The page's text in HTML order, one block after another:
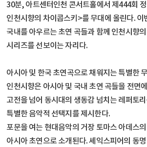
30분, 아트센터인천 콘서트홀에서 제444회
인천시향의 차이콥스키>를 무대에 올린다. 이
국내를 아우르는 초연 곡들과 함께 인천시향
시리즈를 선보이는 자리다.
아시아 및 한국 초연곡으로 채워지는 특별한
인천시향은 아시아 및 국내 초연 곡들을 전면
고전을 넘어 동시대의 생동감 넘치는 레퍼토
특별한 음악적 선택지를 제시한다.
포문을 여는 현대음악의 거장 토마스 아데스
아시아 초연으로 소개된다. 셰익스피어의 동